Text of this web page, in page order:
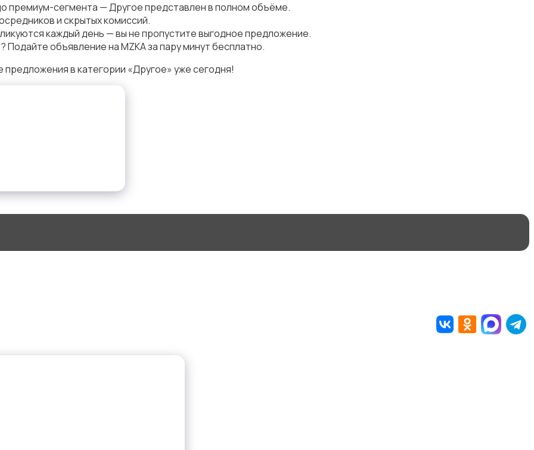
премиум-сегмента — Другое представлен в полном объёме.
и скрытых комиссий.
каждый день — вы не пропустите выгодное предложение.
Подайте объявление на MZKA за пару минут бесплатно.
в категории «Другое» уже сегодня!